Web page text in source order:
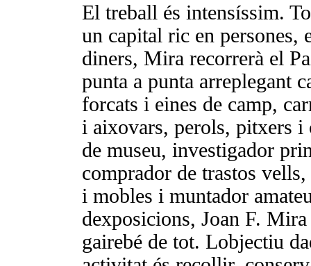
El treball és intensíssim.
un capital ric en persones,
diners, Mira recorrerà el
punta a punta arreplegant
forcats i eines de camp,
i aixovars, perols, pitxers i
de museu, investigador
comprador de trastos vells,
i mobles i muntador
dexposicions, Joan F.
gairebé de tot. Lobjectiu